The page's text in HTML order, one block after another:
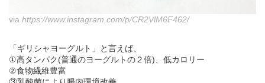
via https://www.instagram.com/p/CR2VlM6F462/
「ギリシャヨーグルト」と言えば、
①高タンパク(普通のヨーグルトの２倍)、低カロリー
②食物繊維豊富